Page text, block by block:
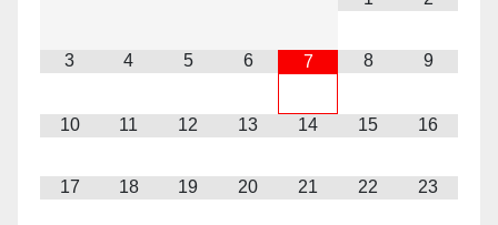
3 4 5 6 7 8 9
10 11 12 13 14 15 16
17 18 19 20 21 22 23